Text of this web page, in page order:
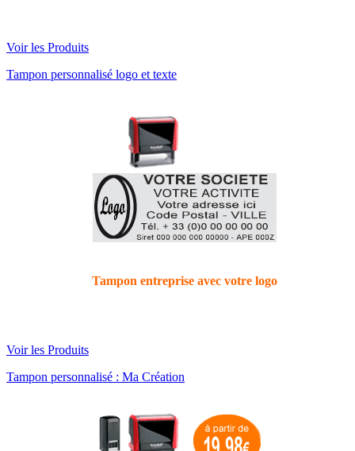
Voir les Produits
Tampon personnalisé logo et texte
Tampon entreprise avec votre logo
Voir les Produits
Tampon personnalisé : Ma Création